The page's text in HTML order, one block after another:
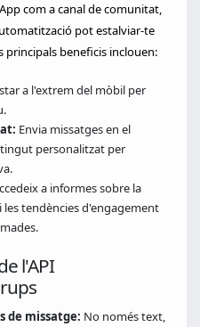
com a canal de comunitat,
pot estalviar-te
principals beneficis inclouen:
a l'extrem del mòbil per
Envia missatges en el
personalitzat per
a informes sobre la
tendències d'engagement
l'API
de missatge: No només text,